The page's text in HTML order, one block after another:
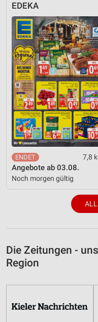
EDEKA
7,8
Angebote ab 03.08.
Noch morgen gültig
Die Zeitungen -
Region